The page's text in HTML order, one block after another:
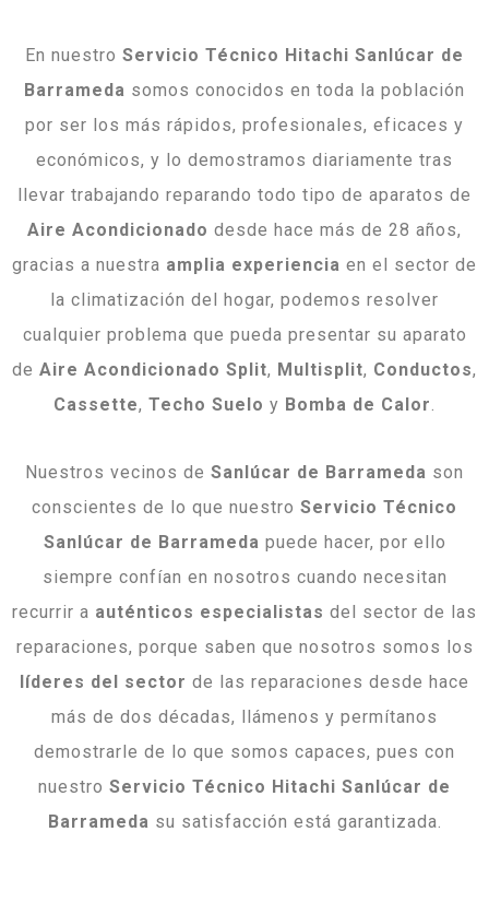
En nuestro Servicio Técnico Hitachi Sanlúcar de
Barrameda somos conocidos en toda la población
por ser los más rápidos, profesionales, eficaces y
económicos, y lo demostramos diariamente tras
llevar trabajando reparando todo tipo de aparatos de
Aire Acondicionado desde hace más de 28 años,
gracias a nuestra amplia experiencia en el sector de
la climatización del hogar, podemos resolver
cualquier problema que pueda presentar su aparato
de Aire Acondicionado Split, Multisplit, Conductos,
Cassette, Techo Suelo y Bomba de Calor.
Nuestros vecinos de Sanlúcar de Barrameda son
conscientes de lo que nuestro Servicio Técnico
Sanlúcar de Barrameda puede hacer, por ello
siempre confían en nosotros cuando necesitan
recurrir a auténticos especialistas del sector de las
reparaciones, porque saben que nosotros somos los
líderes del sector de las reparaciones desde hace
más de dos décadas, llámenos y permítanos
demostrarle de lo que somos capaces, pues con
nuestro Servicio Técnico Hitachi Sanlúcar de
Barrameda su satisfacción está garantizada.